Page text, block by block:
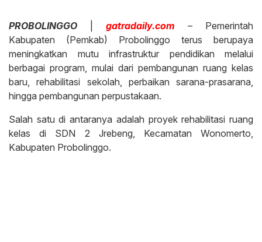
PROBOLINGGO gatradaily.com – Pemerintah
Kabupaten (Pemkab) Probolinggo terus berupaya
meningkatkan mutu infrastruktur pendidikan melalui
berbagai program, mulai dari pembangunan ruang kelas
baru, rehabilitasi sekolah, perbaikan sarana-prasarana,
hingga pembangunan perpustakaan.
Salah satu di antaranya adalah proyek rehabilitasi ruang
kelas di SDN 2 Jrebeng, Kecamatan Wonomerto,
Kabupaten Probolinggo.